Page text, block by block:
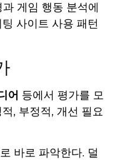
게임 행동 분석에
사이트 사용 패턴
어 등에서 평가를 모
, 부정적, 개선 필요
바로 파악한다. 덜